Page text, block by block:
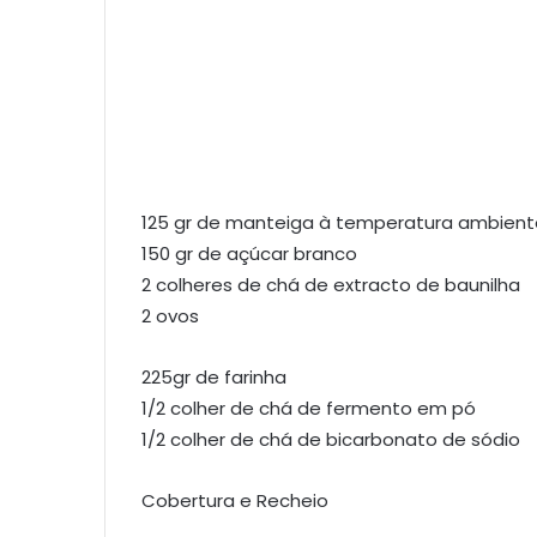
125 gr de manteiga à temperatura
150 gr de açúcar branco
2 colheres de chá de extracto de baunilha
2 ovos
225gr de farinha
1/2 colher de chá de fermento em pó
1/2 colher de chá de bicarbonato de sódio
Cobertura e Recheio